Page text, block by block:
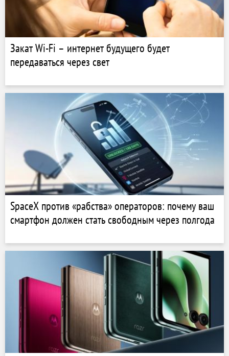
Закат Wi-Fi – интернет будущего будет
передаваться через свет
SpaceX против «рабства» операторов: почему ваш
смартфон должен стать свободным через полгода